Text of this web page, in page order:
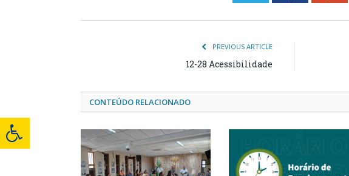
PREVIOUS ARTICLE
12-28 Acessibilidade
CONTEÚDO RELACIONADO